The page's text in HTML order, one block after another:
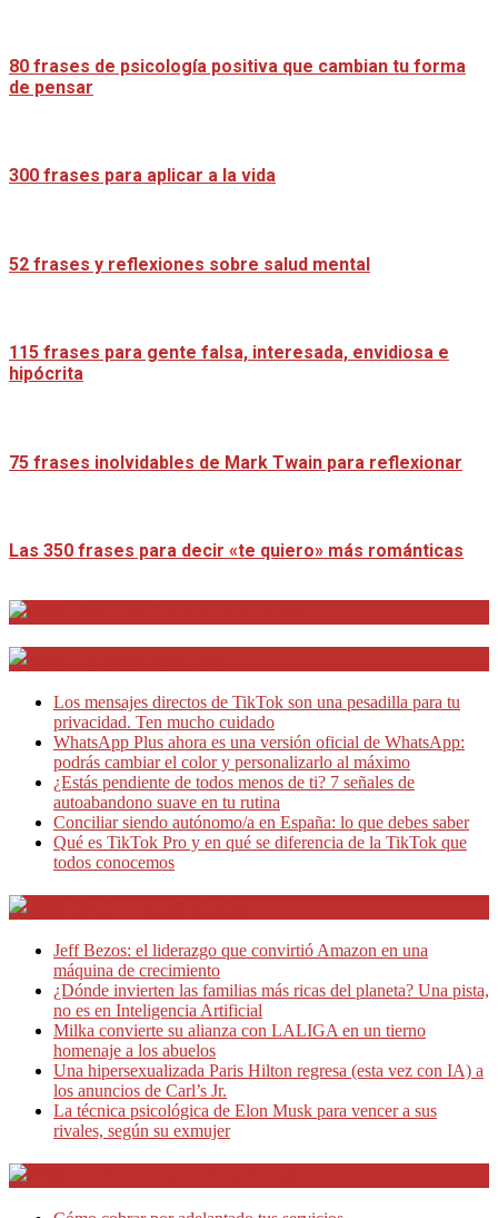
80 frases de psicología positiva que cambian tu forma
de pensar
300 frases para aplicar a la vida
52 frases y reflexiones sobre salud mental
115 frases para gente falsa, interesada, envidiosa e
hipócrita
75 frases inolvidables de Mark Twain para reflexionar
Las 350 frases para decir «te quiero» más románticas
Los mensajes directos de TikTok son una pesadilla para tu
privacidad. Ten mucho cuidado
WhatsApp Plus ahora es una versión oficial de WhatsApp:
podrás cambiar el color y personalizarlo al máximo
¿Estás pendiente de todos menos de ti? 7 señales de
autoabandono suave en tu rutina
Conciliar siendo autónomo/a en España: lo que debes saber
Qué es TikTok Pro y en qué se diferencia de la TikTok que
todos conocemos
Jeff Bezos: el liderazgo que convirtió Amazon en una
máquina de crecimiento
¿Dónde invierten las familias más ricas del planeta? Una pista,
no es en Inteligencia Artificial
Milka convierte su alianza con LALIGA en un tierno
homenaje a los abuelos
Una hipersexualizada Paris Hilton regresa (esta vez con IA) a
los anuncios de Carl’s Jr.
La técnica psicológica de Elon Musk para vencer a sus
rivales, según su exmujer